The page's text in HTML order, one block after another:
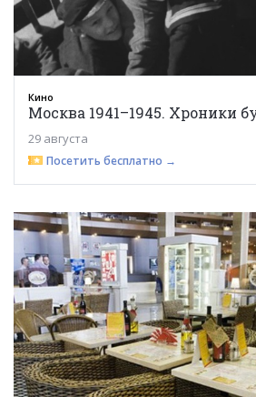
Кино
Москва 1941–1945. Хроники
29 августа
Посетить бесплатно →